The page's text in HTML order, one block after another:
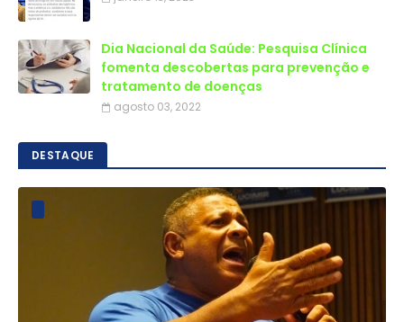
Dia Nacional da Saúde: Pesquisa Clínica
fomenta descobertas para prevenção e
tratamento de doenças
agosto 03, 2022
DESTAQUE